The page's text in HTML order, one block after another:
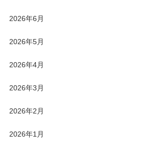
2026年6月
2026年5月
2026年4月
2026年3月
2026年2月
2026年1月